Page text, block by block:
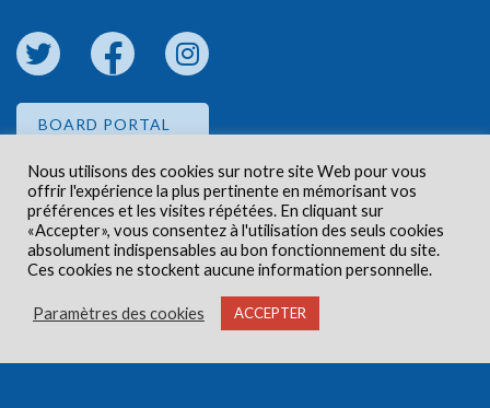
BOARD PORTAL
EMPLOYEE PORTAL
Droits d'auteur © 2026 Centre de santé communautaire
Carlington. Tous droits réservés.
Nous utilisons des cookies sur notre site Web pour vous
offrir l'expérience la plus pertinente en mémorisant vos
préférences et les visites répétées. En cliquant sur
«Accepter», vous consentez à l'utilisation des seuls cookies
absolument indispensables au bon fonctionnement du site.
Ces cookies ne stockent aucune information personnelle.
Paramètres des cookies ACCEPTER